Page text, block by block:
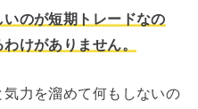
のが短期トレードなの
けがありません。
力を溜めて何もしないの